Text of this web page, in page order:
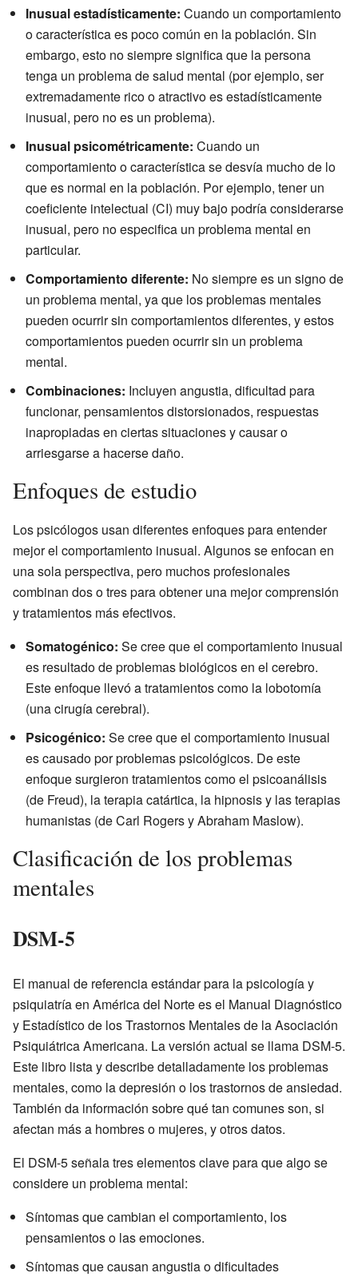
Inusual estadísticamente: Cuando un comportamiento
o característica es poco común en la población. Sin
embargo, esto no siempre significa que la persona
tenga un problema de salud mental (por ejemplo, ser
extremadamente rico o atractivo es estadísticamente
inusual, pero no es un problema).
Inusual psicométricamente: Cuando un
comportamiento o característica se desvía mucho de lo
que es normal en la población. Por ejemplo, tener un
coeficiente intelectual (CI) muy bajo podría considerarse
inusual, pero no especifica un problema mental en
particular.
Comportamiento diferente: No siempre es un signo de
un problema mental, ya que los problemas mentales
pueden ocurrir sin comportamientos diferentes, y estos
comportamientos pueden ocurrir sin un problema
mental.
Combinaciones: Incluyen angustia, dificultad para
funcionar, pensamientos distorsionados, respuestas
inapropiadas en ciertas situaciones y causar o
arriesgarse a hacerse daño.
Enfoques de estudio
Los psicólogos usan diferentes enfoques para entender
mejor el comportamiento inusual. Algunos se enfocan en
una sola perspectiva, pero muchos profesionales
combinan dos o tres para obtener una mejor comprensión
y tratamientos más efectivos.
Somatogénico: Se cree que el comportamiento inusual
es resultado de problemas biológicos en el cerebro.
Este enfoque llevó a tratamientos como la lobotomía
(una cirugía cerebral).
Psicogénico: Se cree que el comportamiento inusual
es causado por problemas psicológicos. De este
enfoque surgieron tratamientos como el psicoanálisis
(de Freud), la terapia catártica, la hipnosis y las terapias
humanistas (de Carl Rogers y Abraham Maslow).
Clasificación de los problemas
mentales
DSM-5
El manual de referencia estándar para la psicología y
psiquiatría en América del Norte es el Manual Diagnóstico
y Estadístico de los Trastornos Mentales de la Asociación
Psiquiátrica Americana. La versión actual se llama DSM-5.
Este libro lista y describe detalladamente los problemas
mentales, como la depresión o los trastornos de ansiedad.
También da información sobre qué tan comunes son, si
afectan más a hombres o mujeres, y otros datos.
El DSM-5 señala tres elementos clave para que algo se
considere un problema mental:
Síntomas que cambian el comportamiento, los
pensamientos o las emociones.
Síntomas que causan angustia o dificultades